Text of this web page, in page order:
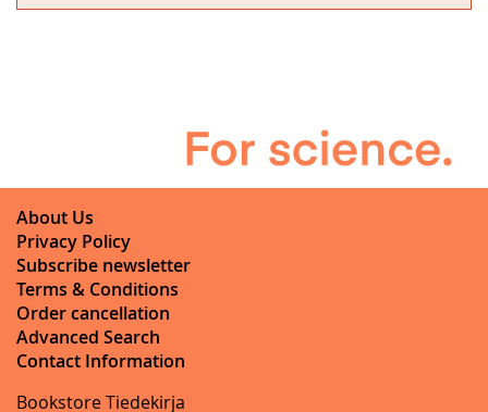
About Us
Privacy Policy
Subscribe newsletter
Terms & Conditions
Order cancellation
Advanced Search
Contact Information
Bookstore Tiedekirja